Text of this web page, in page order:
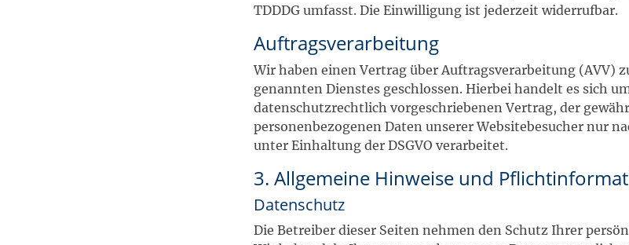
TDDDG umfasst. Die Einwilligung ist jederzeit widerrufbar.
Auftragsverarbeitung
Wir haben einen Vertrag über Auftragsverarbeitung (AVV)
genannten Dienstes geschlossen. Hierbei handelt es sich
datenschutzrechtlich vorgeschriebenen Vertrag, der
personenbezogenen Daten unserer Websitebesucher nur
unter Einhaltung der DSGVO verarbeitet.
3. Allgemeine Hinweise und
Datenschutz
Die Betreiber dieser Seiten nehmen den Schutz Ihrer